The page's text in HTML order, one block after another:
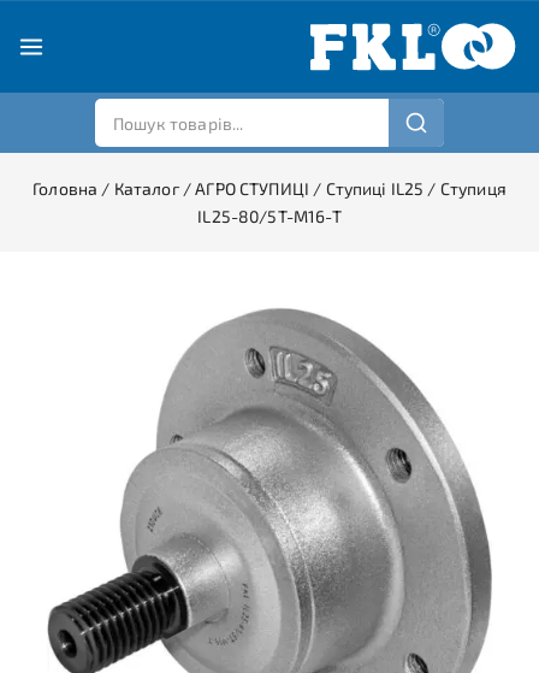
Головна / Каталог /АГРО СТУПИЦІ / Ступиці IL25 / Ступиця
IL25-80/5T-M16-T